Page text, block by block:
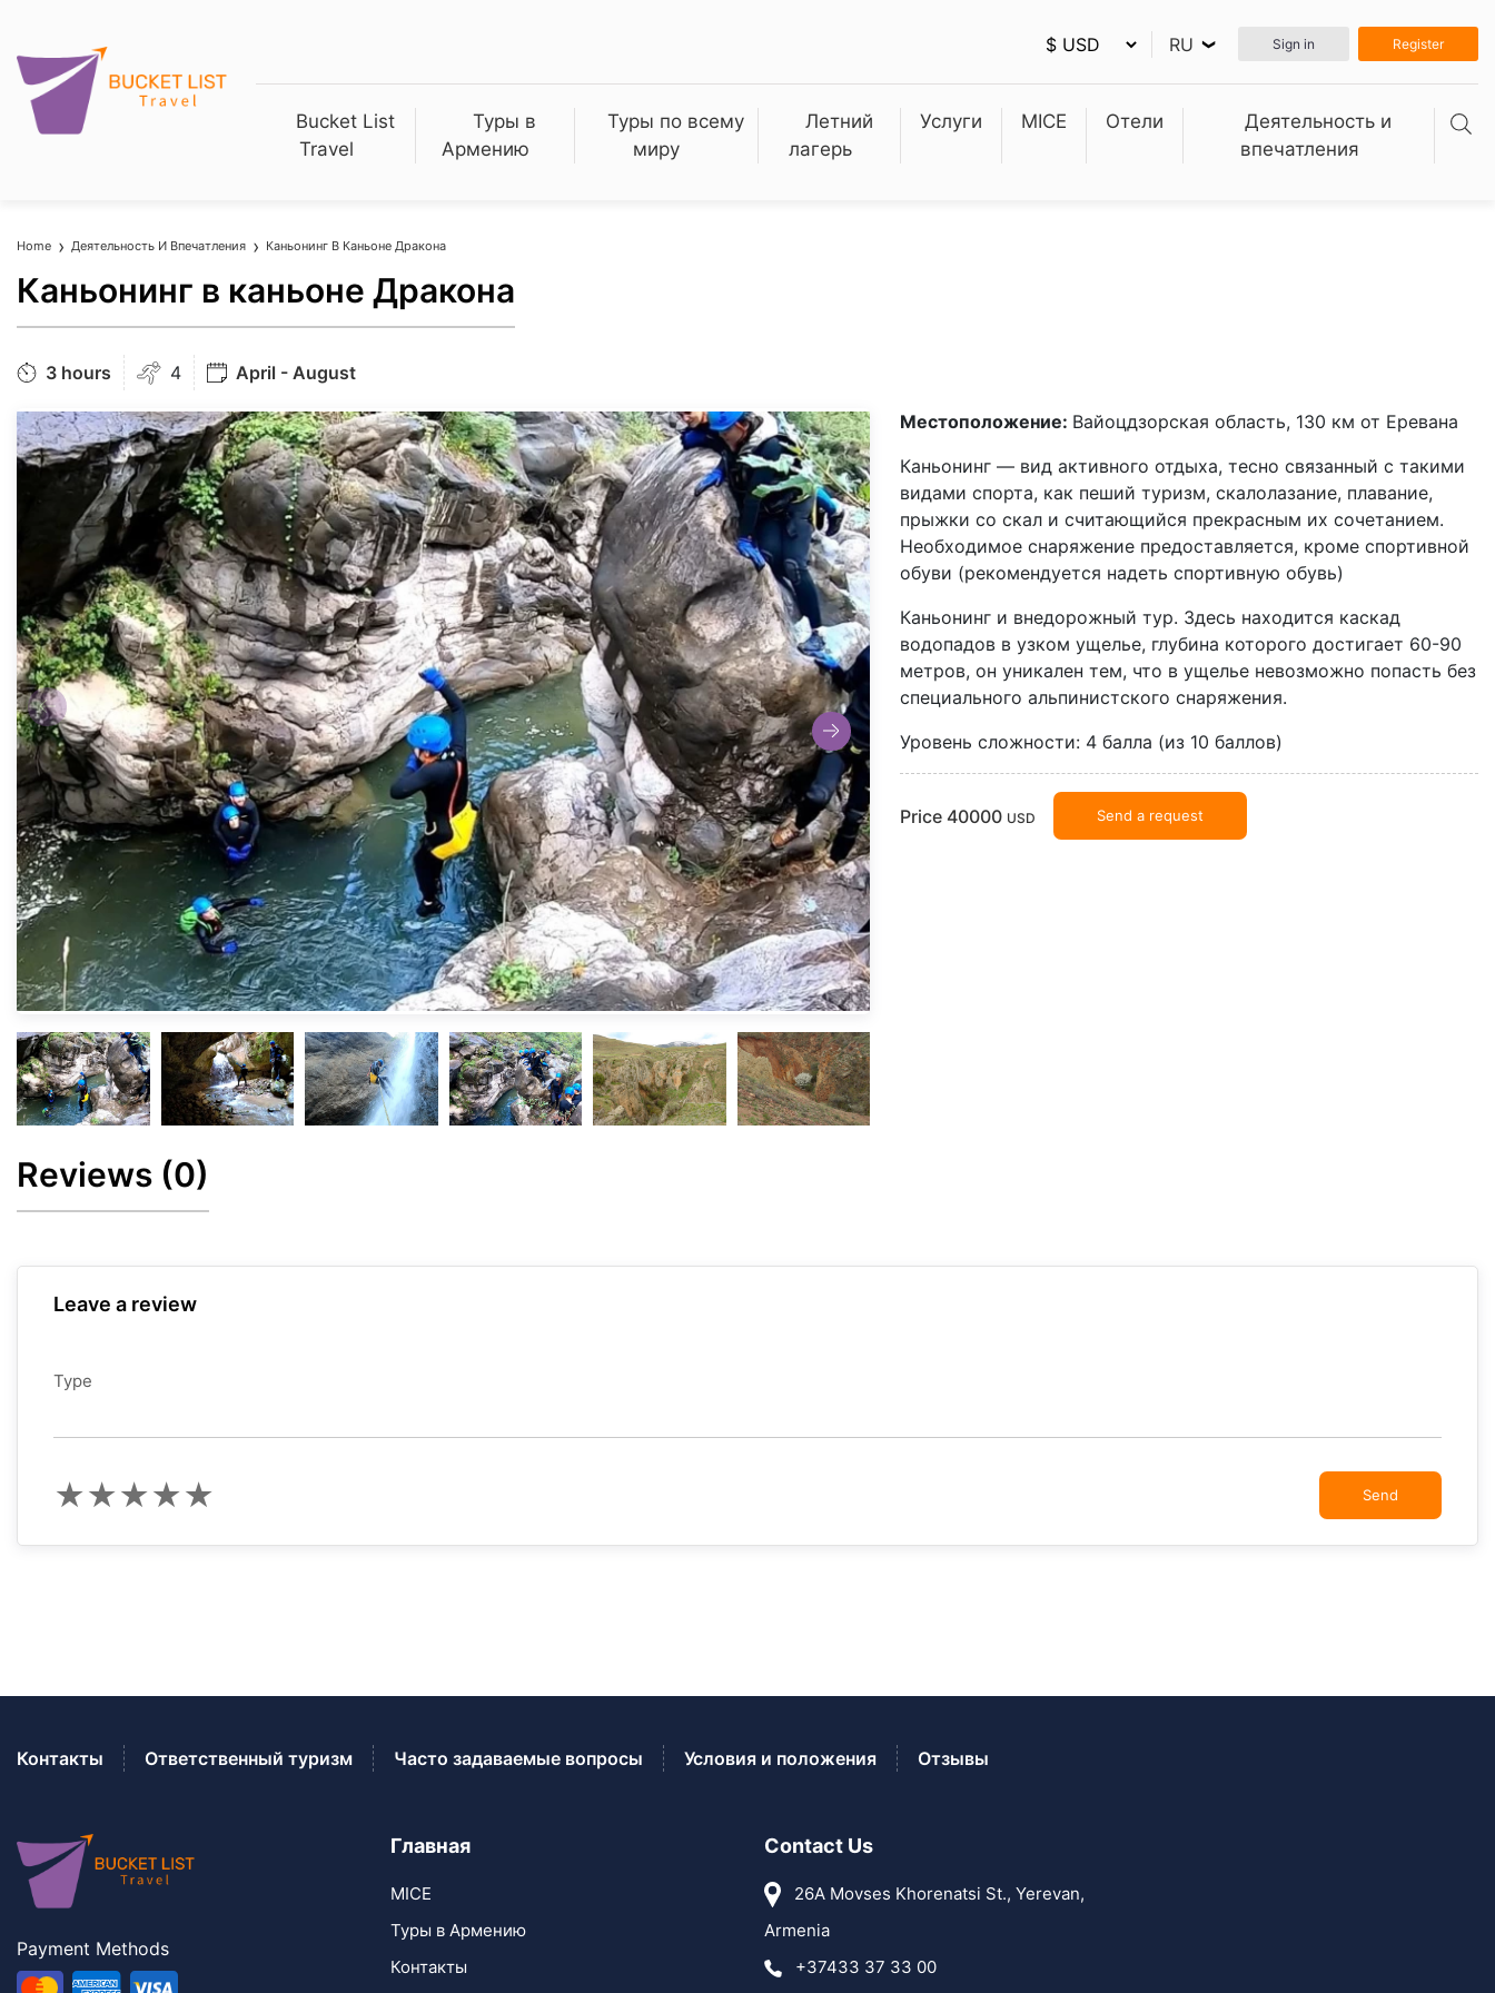
RU ❮ Sign in Register
Bucket List
Travel
Туры в
Армению
Туры по всему
миру
Летний
лагерь
Услуги MICE Отели
Деятельность и
впечатления
Home Деятельность И Впечатления Каньонинг В Каньоне Дракона
Каньонинг в каньоне Дракона
3 hours 4 April - August
Местоположение: Вайоцдзорская область, 130 км от Еревана
Каньонинг — вид активного отдыха, тесно связанный с такими
видами спорта, как пеший туризм, скалолазание, плавание,
прыжки со скал и считающийся прекрасным их сочетанием.
Необходимое снаряжение предоставляется, кроме спортивной
обуви (рекомендуется надеть спортивную обувь)
Каньонинг и внедорожный тур. Здесь находится каскад
водопадов в узком ущелье, глубина которого достигает 60-90
метров, он уникален тем, что в ущелье невозможно попасть без
специального альпинистского снаряжения.
Уровень сложности: 4 балла (из 10 баллов)
Price 40000 USD Send a request
Reviews (0)
Leave a review
Type
★★★★★ Send
Контакты Ответственный туризм Часто задаваемые вопросы Условия и положения Отзывы
Payment Methods
Главная
MICE
Туры в Армению
Контакты
Contact Us
26A Movses Khorenatsi St., Yerevan,
Armenia
+37433 37 33 00